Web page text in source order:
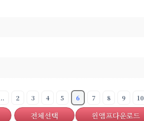
2 3 4 5 6 7 8 9 10
전체선택 윈앰프다운로드